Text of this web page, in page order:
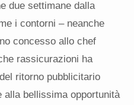
due settimane dalla
i contorni – neanche
concesso allo chef
rassicurazioni ha
ritorno pubblicitario
bellissima opportunità